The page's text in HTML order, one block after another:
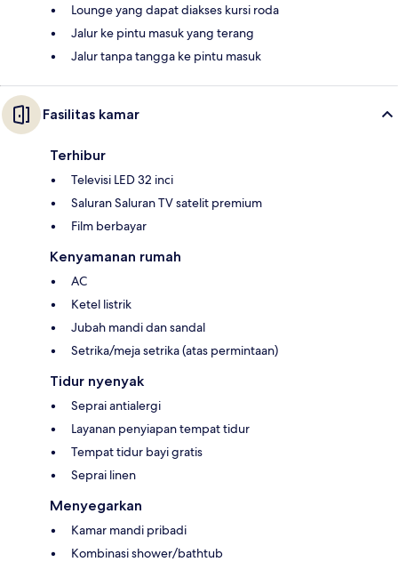
Lounge yang dapat diakses kursi roda
Jalur ke pintu masuk yang terang
Jalur tanpa tangga ke pintu masuk
Fasilitas kamar
Terhibur
Televisi LED 32 inci
Saluran Saluran TV satelit premium
Film berbayar
Kenyamanan rumah
AC
Ketel listrik
Jubah mandi dan sandal
Setrika/meja setrika (atas permintaan)
Tidur nyenyak
Seprai antialergi
Layanan penyiapan tempat tidur
Tempat tidur bayi gratis
Seprai linen
Menyegarkan
Kamar mandi pribadi
Kombinasi shower/bathtub